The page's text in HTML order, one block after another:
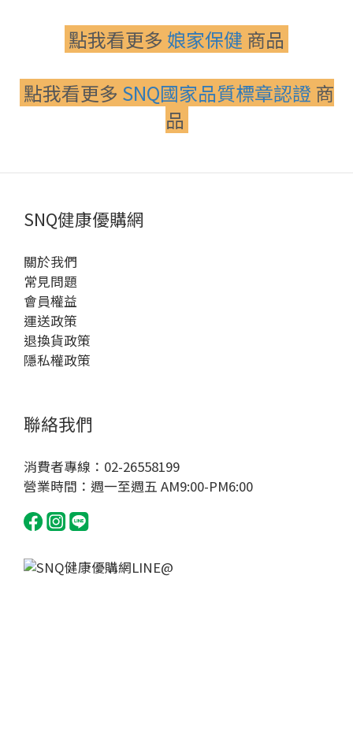
點我看更多 娘家保健 商品
點我看更多 SNQ國家品質標章認證商
品
SNQ健康優購網
關於我們
常見問題
會員權益
運送政策
退換貨政策
隱私權政策
聯絡我們
消費者專線：02-26558199
營業時間：週一至週五 AM9:00-PM6:00